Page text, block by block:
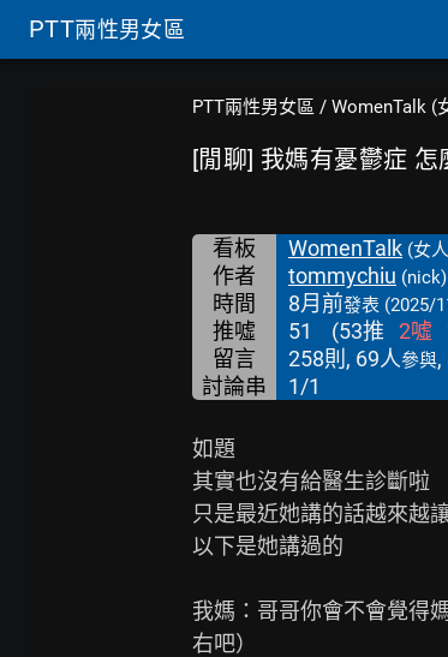
PTT兩性男女區
PTT兩性男女區 / WomenTalk (
[閒聊] 我媽有憂鬱症 怎
看板 WomenTalk (女
作者 tommychiu (nick)
時間 8月前發表 (2025/
推噓 51 (53推 2噓
留言
258則, 69人參與,
討論串 1/1
如題
其實也沒有給醫生診斷啦
只是最近她講的話越來越
以下是她講過的
我媽：哥哥你會不會覺得
右吧）